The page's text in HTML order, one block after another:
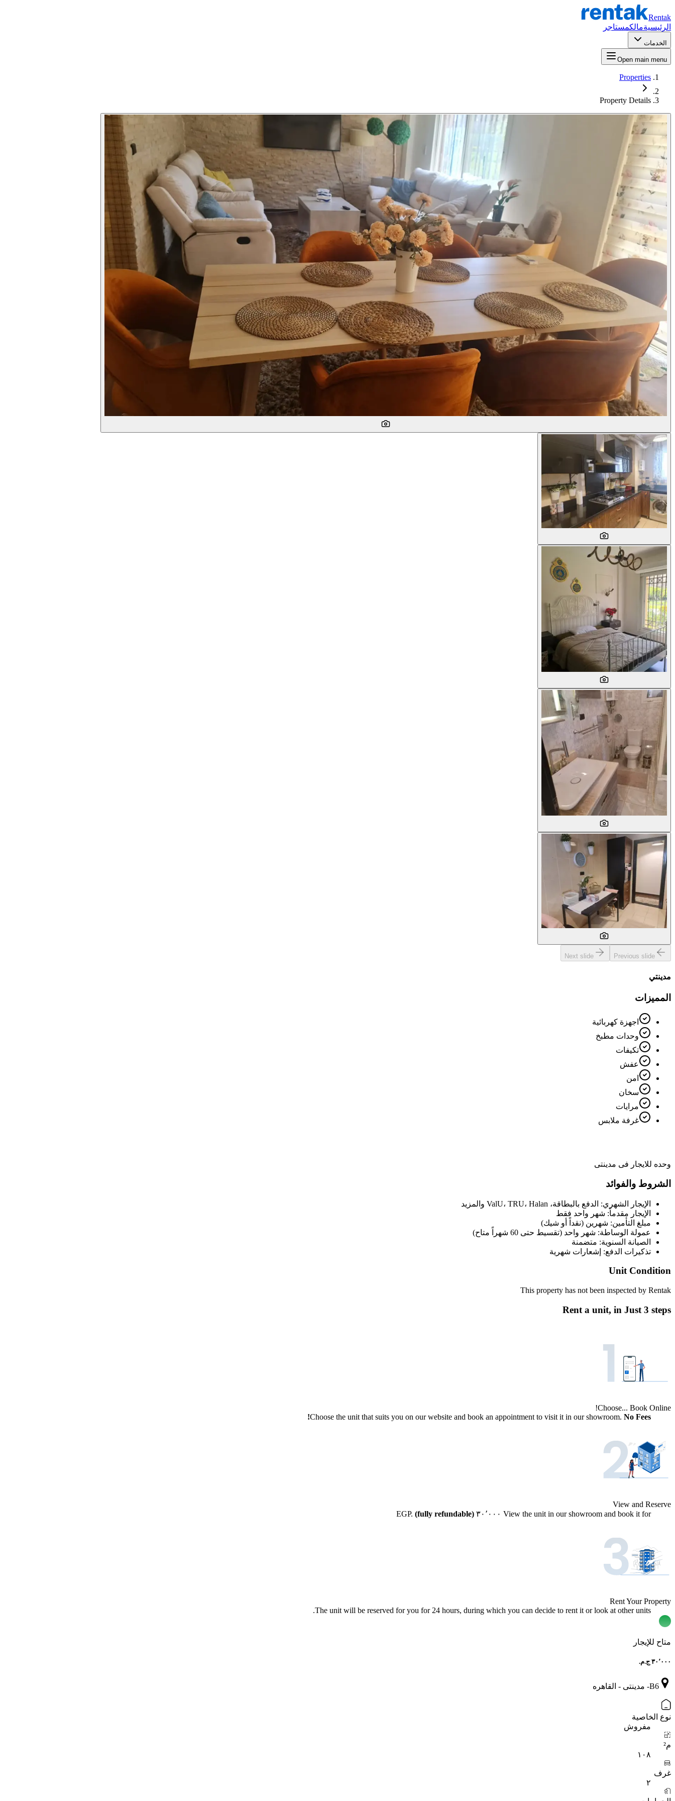
Rentak
الرئيسيةمالكمستاجر
الخدمات
Open main menu
Properties
Property Details
Previous slide
Next slide
مدينتي
المميزات
اجهزة كهربائية
وحدات مطبخ
تكيفات
عفش
امن
سخان
مرايات
غرفة ملابس
وحده للايجار فى مدينتى
الشروط والفوائد
الإيجار الشهري: الدفع بالبطاقة، ValU، TRU، Halan والمزيد
الإيجار مقدماً: شهر واحد فقط
مبلغ التأمين: شهرين (نقداً أو شيك)
عمولة الوساطة: شهر واحد (تقسيط حتى 60 شهراً متاح)
الصيانة السنوية: متضمنة
تذكيرات الدفع: إشعارات شهرية
Unit Condition
This property has not been inspected by Rentak
Rent a unit, in Just 3 steps
Choose... Book Online!
Choose the unit that suits you on our website and book an appointment to visit it in our showroom. No Fees!
View and Reserve
View the unit in our showroom and book it for ٣٠٬٠٠٠ (fully refundable)
Rent Your Property
The unit will be reserved for you for 24 hours, during which you can decide to rent it or look at other units.
متاح للإيجار
B6- مدينتى - القاهره
نوع الخاصية
مفروش
م²
١٠٨
غرف
٢